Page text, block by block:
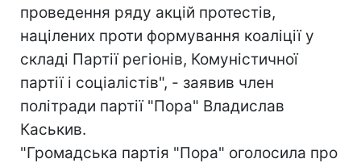
проведення ряду акцій протестів,
націлених проти формування коаліції у
складі Партії регіонів, Комуністичної
партії і соціалістів", - заявив член
політради партії "Пора" Владислав
Каськив.
"Громадська партія "Пора" оголосила про